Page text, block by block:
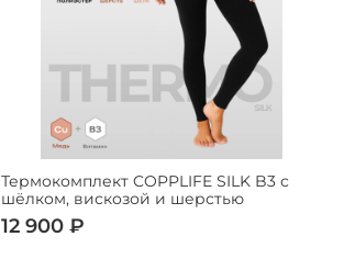
Термокомплект COPPLIFE SILK B3 с
шёлком, вискозой и шерстью
12 900 ₽